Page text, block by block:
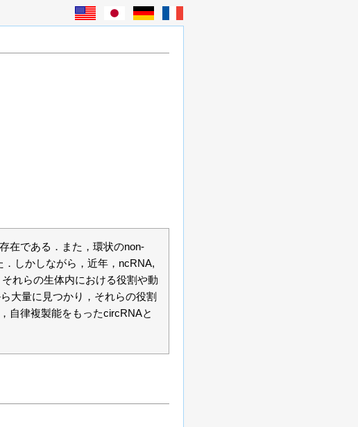
在である．また，環状のnon-
しかしながら，近年，ncRNA,
れらの生体内における役割や動
大量に見つかり，それらの役割
自律複製能をもったcircRNAと